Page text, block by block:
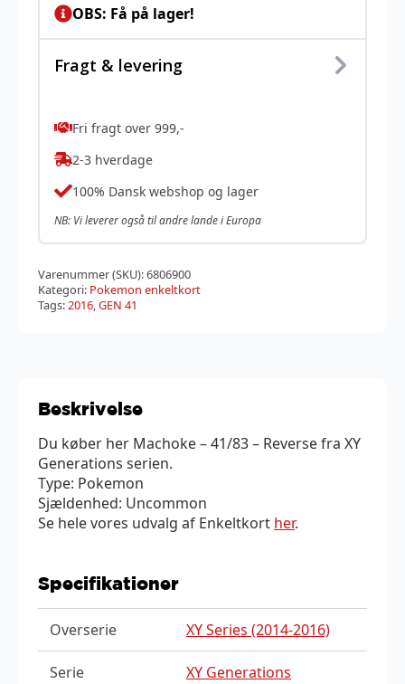
OBS: Få på lager!
Fragt & levering
Fri fragt over 999,-
2-3 hverdage
100% Dansk webshop og lager
NB: Vi leverer også til andre lande i Europa
Varenummer (SKU):6806900
Kategori: Pokemon enkeltkort
Tags:2016,GEN 41
Beskrivelse
Du køber her Machoke – 41/83 – Reverse fra XY
Generations serien.
Type: Pokemon
Sjældenhed: Uncommon
Se hele vores udvalg af Enkeltkort her.
Specifikationer
Overserie XY Series (2014-2016)
Serie XY Generations